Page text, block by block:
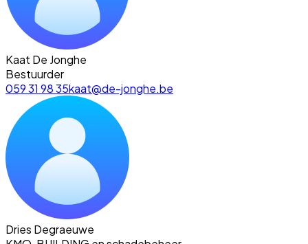
Kaat De Jonghe
Bestuurder
059 31 98 35kaat@de-jonghe.be
Dries Degraeuwe